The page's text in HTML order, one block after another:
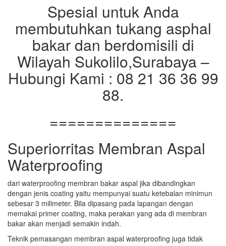
Spesial untuk Anda
membutuhkan tukang asphal
bakar dan berdomisili di
Wilayah Sukolilo,Surabaya –
Hubungi Kami : 08 21 36 36 99
88.
==============
Superiorritas Membran Aspal
Waterproofing
dari waterproofing membran bakar aspal jika dibandingkan
dengan jenis coating yaitu mempunyai suatu ketebalan minimun
sebesar 3 milimeter. Bila dipasang pada lapangan dengan
memakai primer coating, maka perakan yang ada di membran
bakar akan menjadi semakin indah.
Teknik pemasangan membran aspal waterproofing juga tidak